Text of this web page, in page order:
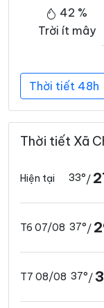
42 %
Trời ít mây
Thời tiết 48h
Thời tiết Xã
Hiện tại 33°/
T6 07/08 37°/
T7 08/08 37°/